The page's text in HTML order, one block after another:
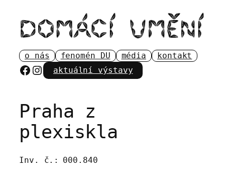
obsah
o nás fenomén DU média kontakt
Facebook
Instagram
aktuální výstavy
Praha z
plexiskla
Inv. č.: 000.840